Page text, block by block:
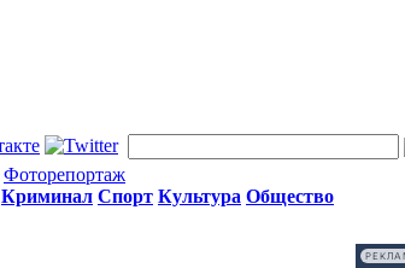
Фоторепортаж
Криминал Спорт Культура Общество